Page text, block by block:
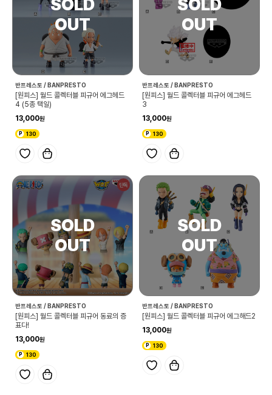
반프레스토 / BANPRESTO
[원피스] 월드 콜렉터블 피규어 에그헤드
4 (5종 택일)
13,000
130
반프레스토 / BANPRESTO
[원피스] 월드 콜렉터블 피규어 에그헤드
3
13,000
130
단독
반프레스토 / BANPRESTO
[원피스] 월드 콜렉터블 피규어 동료의 증
표다!
13,000
130
반프레스토 / BANPRESTO
[원피스] 월드 콜렉터블 피규어 에그해드2
13,000
130